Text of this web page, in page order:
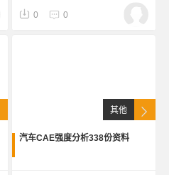
0 0
其他
汽车CAE强度分析338份资料